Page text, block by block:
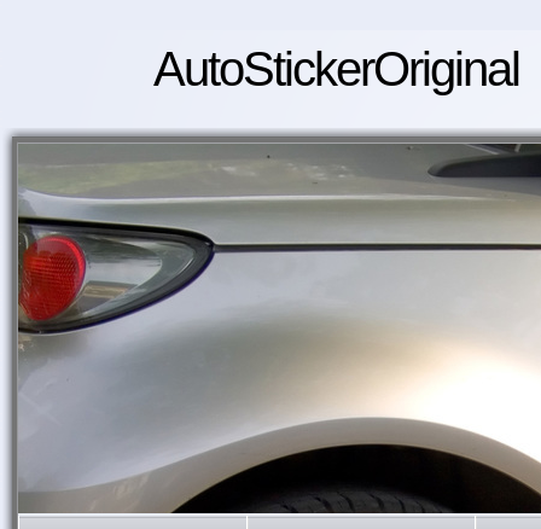
AutoStickerOriginal